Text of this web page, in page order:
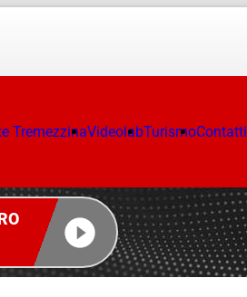
TremezzinaVideolabTurismoContatti